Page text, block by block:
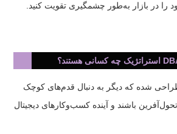
را در بازار به‌طور چشمگیری تقویت کنید.
شده که دیگر به دنبال قدم‌های کوچک
باشند و آینده کسب‌وکارهای دیجیتال